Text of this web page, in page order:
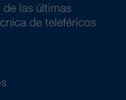
las últimas
de teleféricos